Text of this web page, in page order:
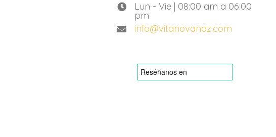
Lun - Vie | 08:00 am a 06:00
pm
info@vitanovanaz.com